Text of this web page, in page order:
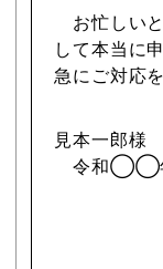
お忙しい
して本当に
急にご対応
見本一郎様
令和